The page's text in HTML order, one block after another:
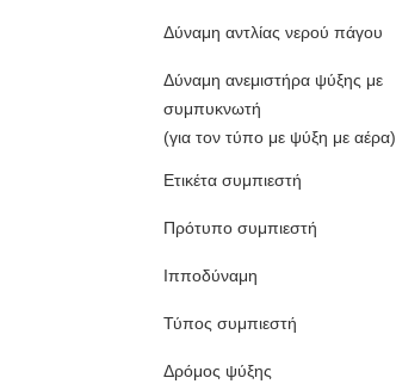
Δύναμη αντλίας νερού πάγου
Δύναμη ανεμιστήρα ψύξης με
συμπυκνωτή
(για τον τύπο με ψύξη με αέρα)
Ετικέτα συμπιεστή
Πρότυπο συμπιεστή
Ιπποδύναμη
Τύπος συμπιεστή
Δρόμος ψύξης